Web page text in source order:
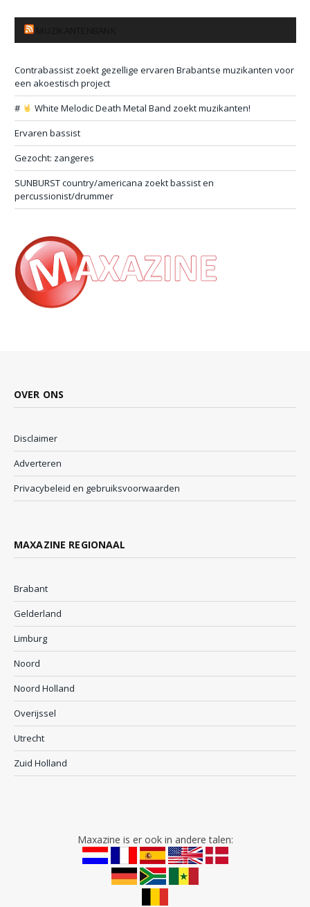
Contrabassist zoekt gezellige ervaren Brabantse muzikanten voor
een akoestisch project
#
White Melodic Death Metal Band zoekt muzikanten!
Ervaren bassist
Gezocht: zangeres
SUNBURST country/americana zoekt bassist en
percussionist/drummer
OVER ONS
Disclaimer
Adverteren
Privacybeleid en gebruiksvoorwaarden
MAXAZINE REGIONAAL
Brabant
Gelderland
Limburg
Noord
Noord Holland
Overijssel
Utrecht
Zuid Holland
Maxazine is er ook in andere talen: